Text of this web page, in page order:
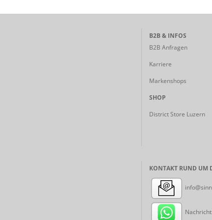
B2B & INFOS
B2B Anfragen
Karriere
Markenshops
SHOP
District Store Luzern
KONTAKT RUND UM
Nachricht: